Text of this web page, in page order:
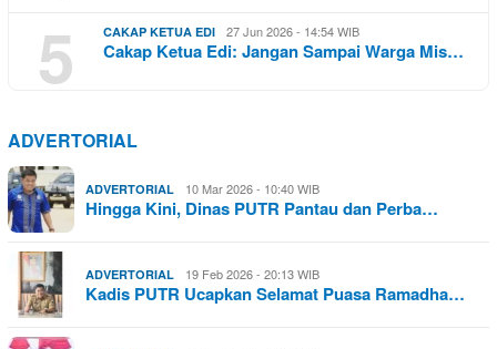
5 CAKAP KETUA EDI 27 Jun 2026 - 14:54 WIB
Cakap Ketua Edi: Jangan Sampai Warga Mis…
ADVERTORIAL
ADVERTORIAL 10 Mar 2026 - 10:40 WIB
Hingga Kini, Dinas PUTR Pantau dan Perba…
ADVERTORIAL 19 Feb 2026 - 20:13 WIB
Kadis PUTR Ucapkan Selamat Puasa Ramadha…